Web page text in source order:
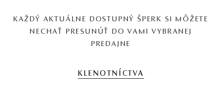
KAŽDÝ AKTUÁLNE DOSTUPNÝ ŠPERK SI MÔŽETE
NECHAŤ PRESUNÚŤ DO VAMI VYBRANEJ
PREDAJNE
KLENOTNÍCTVA